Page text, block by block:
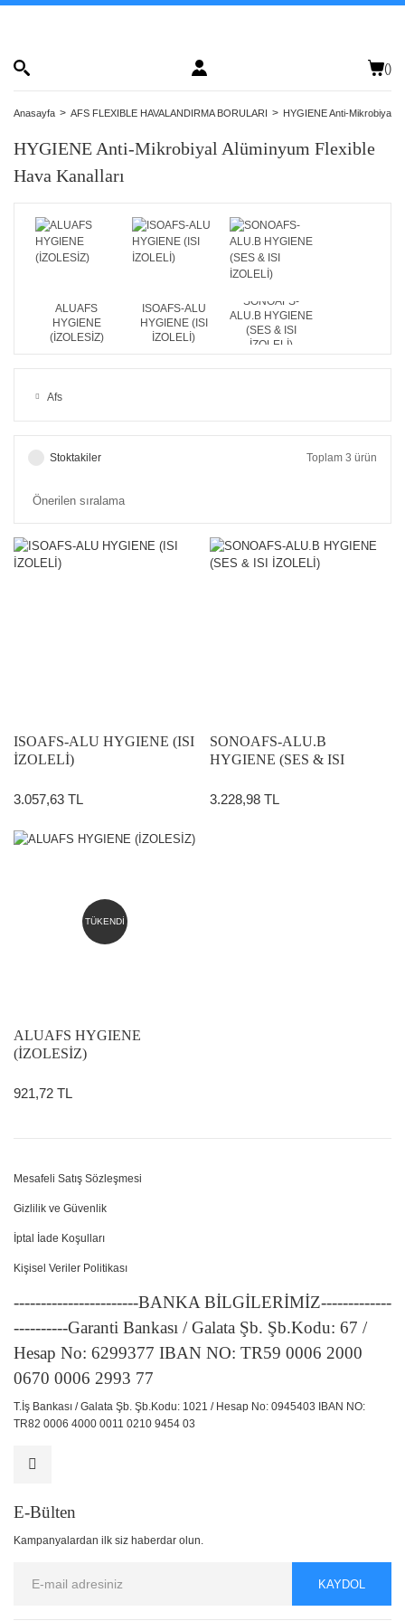
()
Anasayfa AFS FLEXIBLE HAVALANDIRMA BORULARI HYGIENE Anti-Mikrobiyal
HYGIENE Anti-Mikrobiyal Alüminyum Flexible
Hava Kanalları
ALUAFS
HYGIENE
(İZOLESİZ)
ISOAFS-ALU
HYGIENE (ISI
İZOLELİ)
SONOAFS-
ALU.B HYGIENE
(SES & ISI
İZOLELİ)
Afs
Stoktakiler Toplam 3 ürün
ISOAFS-ALU HYGIENE (ISI
İZOLELİ)
3.057,63 TL
SONOAFS-ALU.B
HYGIENE (SES & ISI
3.228,98 TL
TÜKENDİ
ALUAFS HYGIENE
(İZOLESİZ)
921,72 TL
Mesafeli Satış Sözleşmesi
Gizlilik ve Güvenlik
İptal İade Koşulları
Kişisel Veriler Politikası
-----------------------BANKA BİLGİLERİMİZ-------------
----------Garanti Bankası / Galata Şb. Şb.Kodu: 67 /
Hesap No: 6299377 IBAN NO: TR59 0006 2000
0670 0006 2993 77
T.İş Bankası / Galata Şb. Şb.Kodu: 1021 / Hesap No: 0945403 IBAN NO:
TR82 0006 4000 0011 0210 9454 03
E-Bülten
Kampanyalardan ilk siz haberdar olun.
KAYDOL